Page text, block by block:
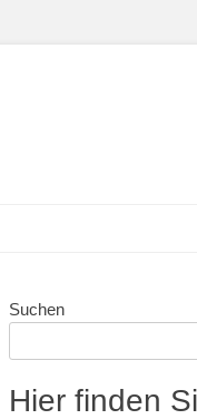
Suchen
Hier finden